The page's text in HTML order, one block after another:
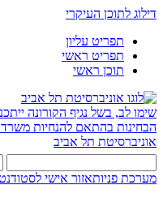
דילוג לתוכן העיקרי
תפריט עליון
תפריט ראשי
תוכן ראשי
שימו לב, בשל נגיף הקורונה
הבחינות בהתאם להנחיות
אוניברסיטת תל אביב
מערכת פניותאזור אישי